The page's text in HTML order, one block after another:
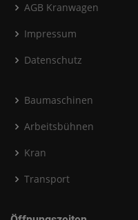
AGB Kranwagen
Impressum
Datenschutz
Baumaschinen
Arbeitsbühnen
Kran
Transport